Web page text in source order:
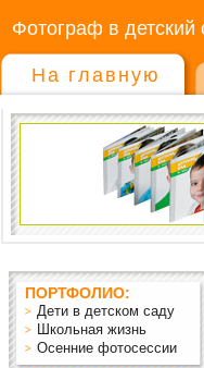
Фотограф в детский
На главную
ПОРТФОЛИО:
Дети в детском саду
Школьная жизнь
Осенние фотосессии